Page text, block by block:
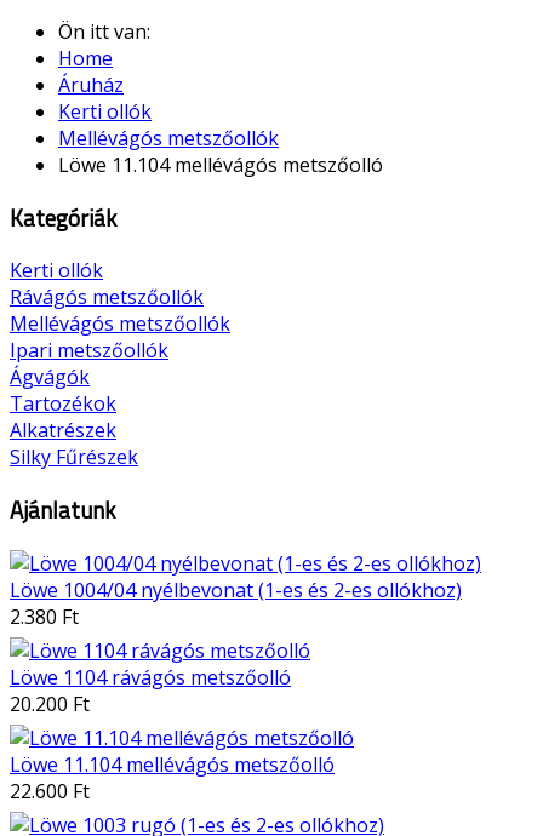
Ön itt van:
Home
Áruház
Kerti ollók
Mellévágós metszőollók
Löwe 11.104 mellévágós metszőolló
Kategóriák
Kerti ollók
Rávágós metszőollók
Mellévágós metszőollók
Ipari metszőollók
Ágvágók
Tartozékok
Alkatrészek
Silky Fűrészek
Ajánlatunk
Löwe 1004/04 nyélbevonat (1-es és 2-es ollókhoz)
2.380 Ft
Löwe 1104 rávágós metszőolló
20.200 Ft
Löwe 11.104 mellévágós metszőolló
22.600 Ft